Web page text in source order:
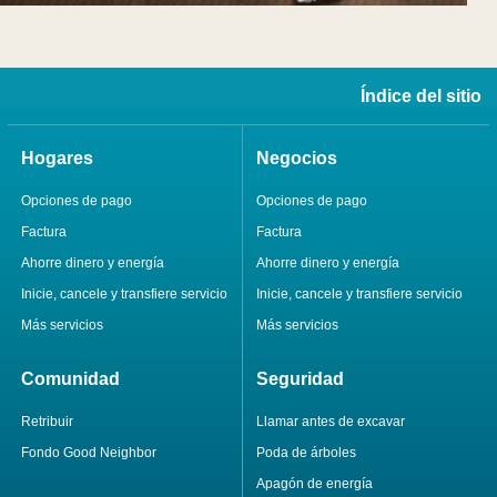
Índice del sitio
Hogares
Opciones de pago
Factura
Ahorre dinero y energía
Inicie, cancele y transfiere servicio
Más servicios
Negocios
Opciones de pago
Factura
Ahorre dinero y energía
Inicie, cancele y transfiere servicio
Más servicios
Comunidad
Retribuir
Fondo Good Neighbor
Seguridad
Llamar antes de excavar
Poda de árboles
Apagón de energía